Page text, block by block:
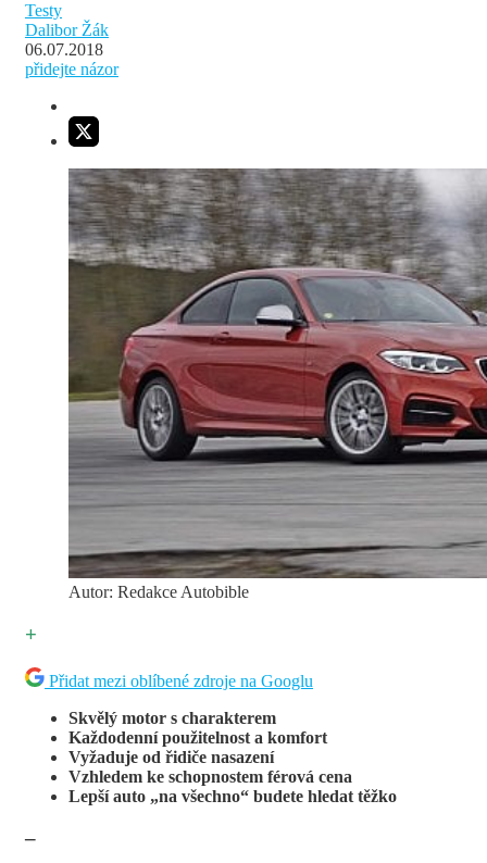
Testy
Dalibor Žák
06.07.2018
přidejte názor
Autor: Redakce Autobible
+
Přidat mezi oblíbené zdroje na Googlu
Skvělý motor s charakterem
Každodenní použitelnost a komfort
Vyžaduje od řidiče nasazení
Vzhledem ke schopnostem férová cena
Lepší auto „na všechno“ budete hledat těžko
–